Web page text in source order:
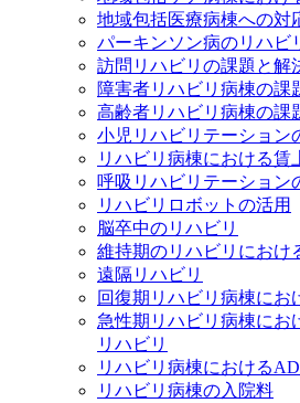
地域包括医療病棟への対
パーキンソン病のリハビ
訪問リハビリの課題と解
障害者リハビリ病棟の課
高齢者リハビリ病棟の課
小児リハビリテーション
リハビリ病棟における賃
呼吸リハビリテーション
リハビリロボットの活用
脳卒中のリハビリ
維持期のリハビリにおけ
遠隔リハビリ
回復期リハビリ病棟にお
急性期リハビリ病棟にお
リハビリ
リハビリ病棟における
リハビリ病棟の入院料